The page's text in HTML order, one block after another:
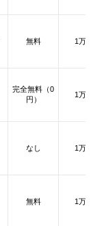
無料 1万～
完全無料（0
円）
1万～
なし 1万～
無料 1万～